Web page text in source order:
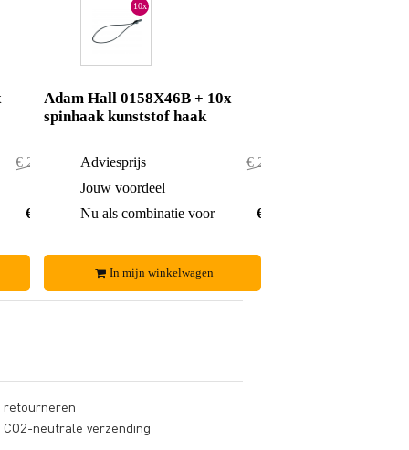
€ 286,50
€ 284,-
10x
Adam Hall 0158X46B + 10x
spinhaak kunststof haak
Adviesprijs
€ 282,80
Jouw voordeel
Nu als combinatie voor
€ 281,-
In mijn winkelwagen
retourneren
CO2-neutrale verzending